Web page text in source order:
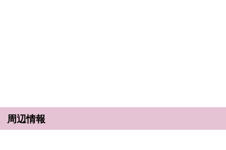
周辺情報